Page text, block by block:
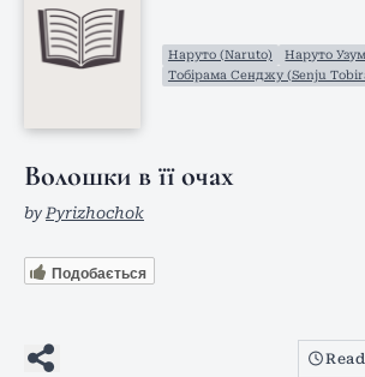
Наруто (Naruto)
Наруто
Тобірама Сенджу (Senju
Волошки в її очах
by Pyrizhochok
Подобається